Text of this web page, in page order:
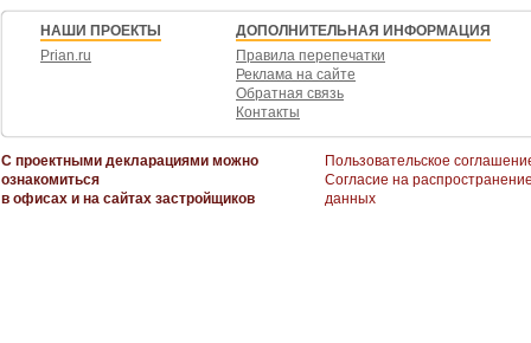
НАШИ ПРОЕКТЫ
Prian.ru
ДОПОЛНИТЕЛЬНАЯ ИНФОРМАЦИЯ
Правила перепечатки
Реклама на сайте
Обратная связь
Контакты
С проектными декларациями можно
ознакомиться
в офисах и на сайтах застройщиков
Пользовательское
Согласие на
данных